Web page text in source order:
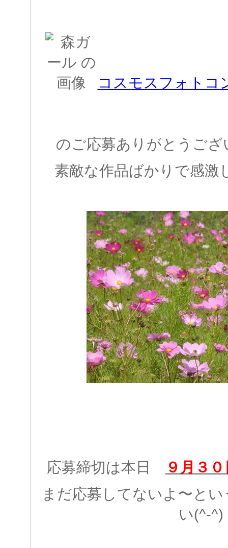
コスモスフォトコ
のご応募ありがとうござ
素敵な作品ばかりで感激
応募締切は本日
９月３
まだ応募してないよ〜と
い(^-^)